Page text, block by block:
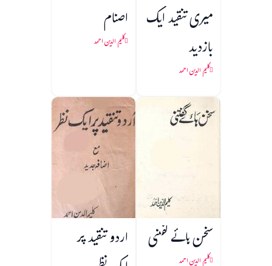
میری تنقید ایک
بازدید
کلیم الدین احمد
اصنام
کلیم الدین احمد
سخن ہائے گفتنی
کلیم الدین احمد
اردو تنقید پر